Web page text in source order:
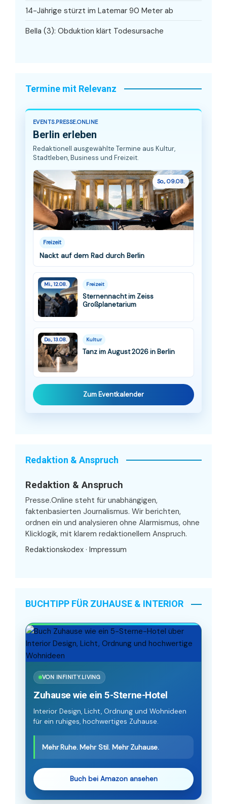
14-Jährige stürzt im Latemar 90 Meter ab
Bella (3): Obduktion klärt Todesursache
Termine mit Relevanz
EVENTS.PRESSE.ONLINE
Berlin erleben
Redaktionell ausgewählte Termine aus Kultur,
Stadtleben, Business und Freizeit.
So., 09.08.
Freizeit
Nackt auf dem Rad durch Berlin
Mi., 12.08. Freizeit
Sternennacht im Zeiss
Großplanetarium
Do., 13.08. Kultur
Tanz im August 2026 in Berlin
Zum Eventkalender
Redaktion & Anspruch
Redaktion & Anspruch
Presse.Online steht für unabhängigen,
faktenbasierten Journalismus. Wir berichten,
ordnen ein und analysieren ohne Alarmismus, ohne
Klicklogik, mit klarem redaktionellem Anspruch.
Redaktionskodex · Impressum
BUCHTIPP FÜR ZUHAUSE & INTERIOR
VON INFINITY.LIVING
Zuhause wie ein 5-Sterne-Hotel
Interior Design, Licht, Ordnung und Wohnideen
für ein ruhiges, hochwertiges Zuhause.
Mehr Ruhe. Mehr Stil. Mehr Zuhause.
Buch bei Amazon ansehen